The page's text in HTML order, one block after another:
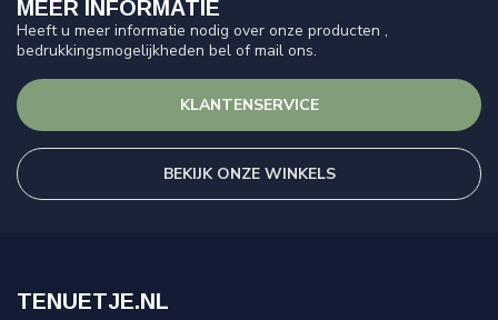
MEER INFORMATIE
Heeft u meer informatie nodig over onze producten ,
bedrukkingsmogelijkheden bel of mail ons.
KLANTENSERVICE
BEKIJK ONZE WINKELS
TENUETJE.NL